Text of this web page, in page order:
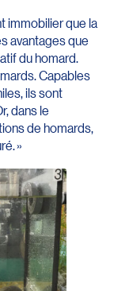
immobilier que la
avantages que
du homard.
Capables
ils sont
dans le
de homards,
»